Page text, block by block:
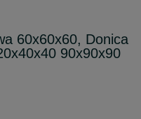
60x60x60, Donica
90x90x90